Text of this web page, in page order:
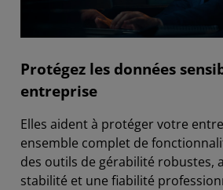
Protégez les données
entreprise
Elles aident à protéger votre
ensemble complet de
des outils de gérabilité robustes,
stabilité et une fiabilité